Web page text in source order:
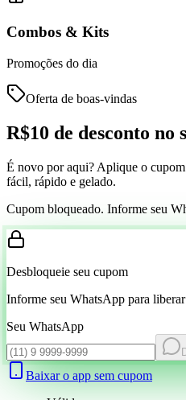
Combos & Kits
Promoções do dia
Oferta de boas-vindas
R$10 de desconto no
É novo por aqui? Aplique o
fácil, rápido e gelado.
Cupom bloqueado. Informe seu
Desbloqueie seu cupom
Informe seu WhatsApp para
Seu WhatsApp
Baixar o app sem cupom